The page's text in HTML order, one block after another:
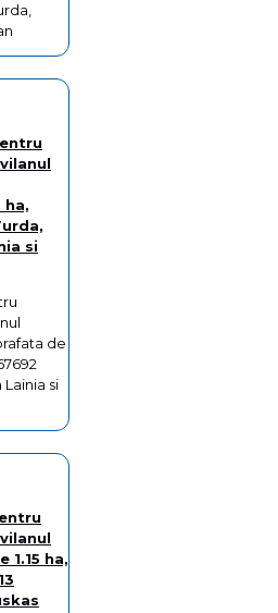
ha,
si
de
si
1.15 ha,